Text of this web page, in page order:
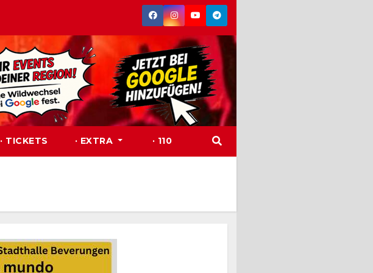
· TICKETS · EXTRA · 110